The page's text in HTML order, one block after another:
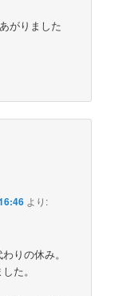
がりました
より:
りの休み。
た。